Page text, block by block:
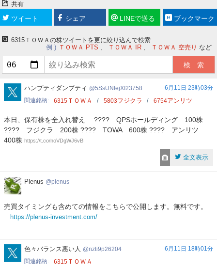
共有
ツイート シェア LINEで送る ブックマーク
6315ＴＯＷＡの株ツイートを更に絞り込んで検索
例
ＴＯＷＡ PTS ＴＯＷＡ IR ＴＯＷＡ 空売り など
5SsUNIejXI23758
ハンプティダンプティ 5SsUNIejXI23758
6月11日 23時03分
関連銘柄
6315 ＴＯＷＡ 5803フジクラ 6754アンリツ
本日、保有株を全入れ替え ???? QPSホールディング 100株
???? フジクラ 200株 ???? TOWA 600株 ???? アンリツ
400株 https://t.co/noVDgWJ6vB
全文表示
Plenus
Plenus plenus
売買タイミングも含めての情報をこちらで公開します。無料です。
https://plenus-investment.com/
nzti9p26204
色々バランス悪い人 nzti9p26204
6月11日 18時01分
関連銘柄
6315 ＴＯＷＡ